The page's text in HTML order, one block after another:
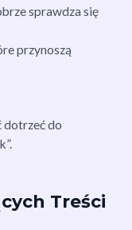
sprawdza się
przynoszą
dotrzeć do
Treści